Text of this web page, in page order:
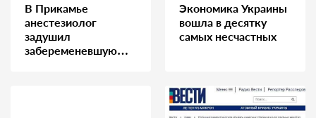
В Прикамье
анестезиолог
задушил
забеременевшую
Экономика Украины
вошла в десятку
самых несчастных